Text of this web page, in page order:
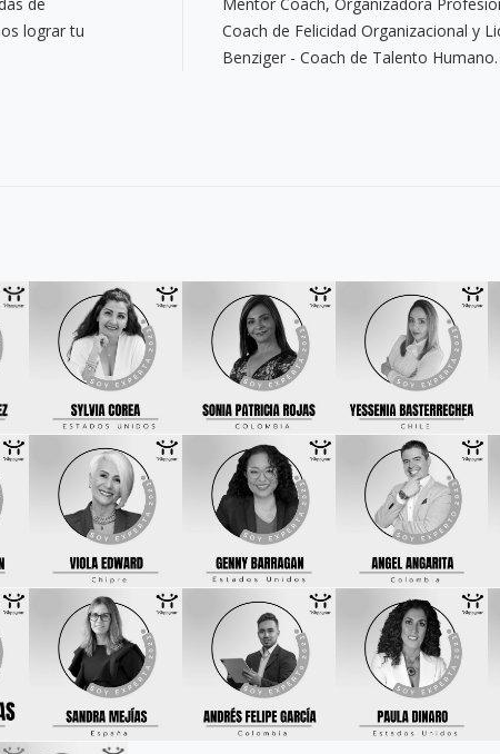
lograr tu
Coach de Felicidad Organizacional y
Benziger - Coach de Talento Humano.